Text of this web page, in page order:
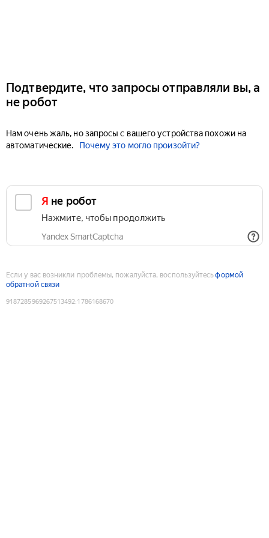
Подтвердите, что запросы отправляли вы, а
не робот
Нам очень жаль, но запросы с вашего устройства похожи на
автоматические.
Почему это могло произойти?
Я не робот
Нажмите, чтобы продолжить
Yandex SmartCaptcha
Если у вас возникли проблемы, пожалуйста, воспользуйтесьформой
обратной связи
9187285969267513492:1786168670